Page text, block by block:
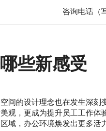
咨询电话（
些新感受
间的设计理念也在发生深刻
观，更成为提升员工工作体
域，办公环境焕发出更多活